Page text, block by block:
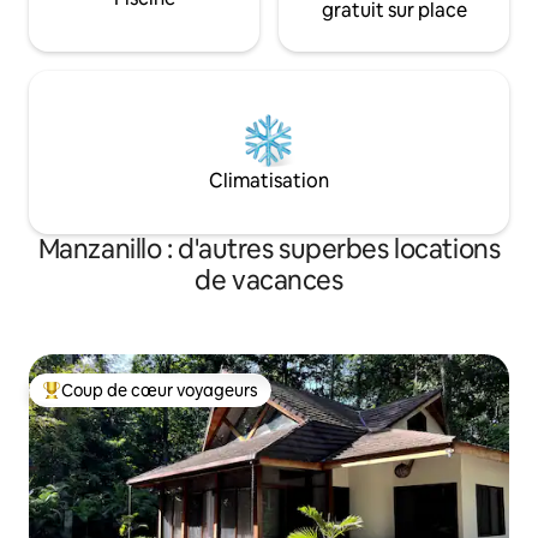
gratuit sur place
Climatisation
Manzanillo : d'autres superbes locations
de vacances
Coups de cœur voyageurs les plus appréciés
Coup de cœur voyageurs